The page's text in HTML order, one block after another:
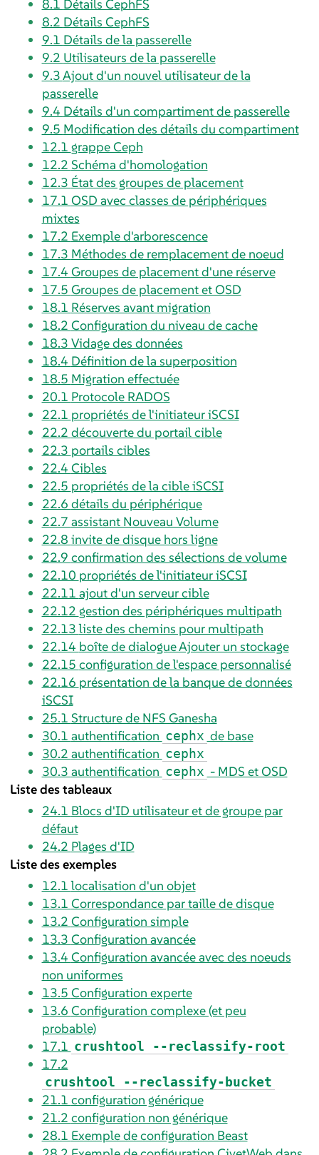
8.1 Détails CephFS
8.2 Détails CephFS
9.1 Détails de la passerelle
9.2 Utilisateurs de la passerelle
9.3Ajout d'un nouvel utilisateur de la
passerelle
9.4 Détails d'un compartiment de passerelle
9.5 Modification des détails du compartiment
12.1 grappe Ceph
12.2 Schéma d'homologation
12.3 État des groupes de placement
17.1 OSD avec classes de périphériques
mixtes
17.2 Exemple d'arborescence
17.3 Méthodes de remplacement de noeud
17.4Groupes de placement d'une réserve
17.5 Groupes de placement et OSD
18.1 Réserves avant migration
18.2 Configuration du niveau de cache
18.3 Vidage des données
18.4 Définition de la superposition
18.5 Migration effectuée
20.1 Protocole RADOS
22.1 propriétés de l'initiateur iSCSI
22.2 découverte du portail cible
22.3 portails cibles
22.4Cibles
22.5 propriétés de la cible iSCSI
22.6 détails du périphérique
22.7 assistant Nouveau Volume
22.8 invite de disque hors ligne
22.9 confirmation des sélections de volume
22.10 propriétés de l'initiateur iSCSI
22.11 ajout d'un serveur cible
22.12 gestion des périphériques multipath
22.13liste des chemins pour multipath
22.14 boîte de dialogue Ajouter un stockage
22.15 configuration de l'espace personnalisé
22.16 présentation de la banque de données
iSCSI
25.1 Structure de NFS Ganesha
30.1 authentification cephx de base
30.2 authentification cephx
30.3 authentification cephx - MDS et OSD
Liste des tableaux
24.1 Blocs d'ID utilisateur et de groupe par
défaut
24.2 Plages d'ID
Liste des exemples
12.1localisation d'un objet
13.1 Correspondance par taille de disque
13.2 Configuration simple
13.3 Configuration avancée
13.4Configuration avancée avec des noeuds
non uniformes
13.5 Configuration experte
13.6 Configuration complexe (et peu
probable)
17.1 crushtool --reclassify-root
17.2
crushtool --reclassify-bucket
21.1 configuration générique
21.2 configuration non générique
28.1 Exemple de configuration Beast